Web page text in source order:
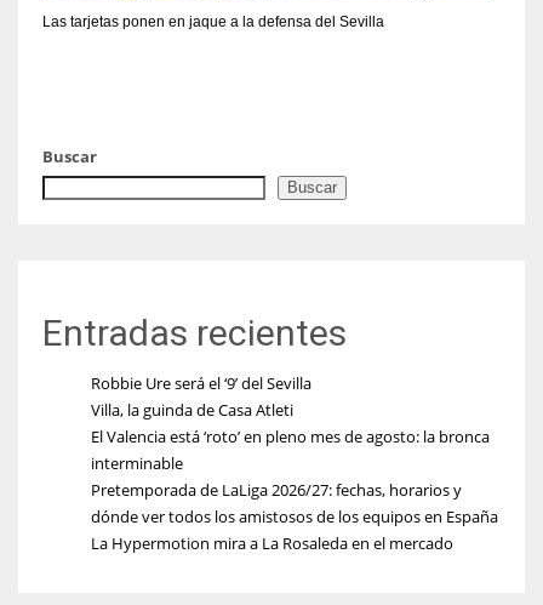
Las tarjetas ponen en jaque a la defensa del Sevilla
Buscar
Buscar
Entradas recientes
Robbie Ure será el ‘9’ del Sevilla
Villa, la guinda de Casa Atleti
El Valencia está ‘roto’ en pleno mes de agosto: la bronca
interminable
Pretemporada de LaLiga 2026/27: fechas, horarios y
dónde ver todos los amistosos de los equipos en España
La Hypermotion mira a La Rosaleda en el mercado